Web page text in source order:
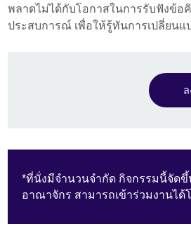
พลาดไม่ได้กับโอกาสในการรับฟังข้อ
ประสบการณ์ เพื่อให้รู้ทันการเปลี่ยนแ
*ที่นั่งมีจำนวนจำกัด กิจกรรมนี้จัดขึ้
อาณาจักร สามารถเข้าร่วมงานได้